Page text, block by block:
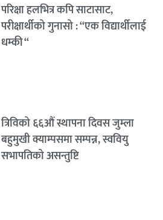
परिक्षा हलभित्र कपि साटासाट,
परीक्षार्थीको गुनासो : “एक विद्यार्थीलाई
धम्की “
त्रिविको ६६औं स्थापना दिवस जुम्ला
बहुमुखी क्याम्पसमा सम्पन्न, स्ववियु
सभापतिको असन्तुष्टि